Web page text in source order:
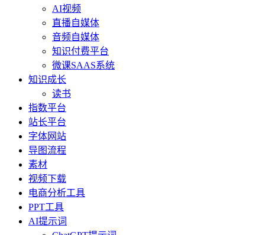
AI视频
直播自媒体
音频自媒体
知识付费平台
微课SAAS系统
知识成长
读书
指数平台
站长平台
字体网站
导图流程
素材
视频下载
电商分析工具
PPT工具
AI提示词